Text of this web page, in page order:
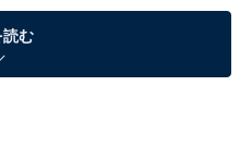
キングTOP3は、3位「ソ
務員」（11.8％）、1位
読む